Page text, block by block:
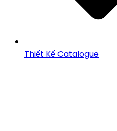
Thiết Kế Catalogue